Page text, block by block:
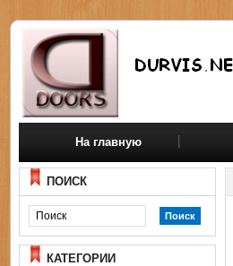
На главную
ПОИСК
КАТЕГОРИИ